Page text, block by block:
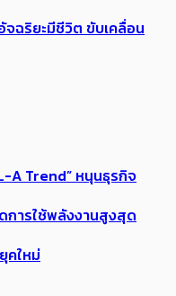
จฉริยะมีชีวิต ขับเคลื่อน
A Trend” หนุนธุรกิจ
การใช้พลังงานสูงสุด
คใหม่